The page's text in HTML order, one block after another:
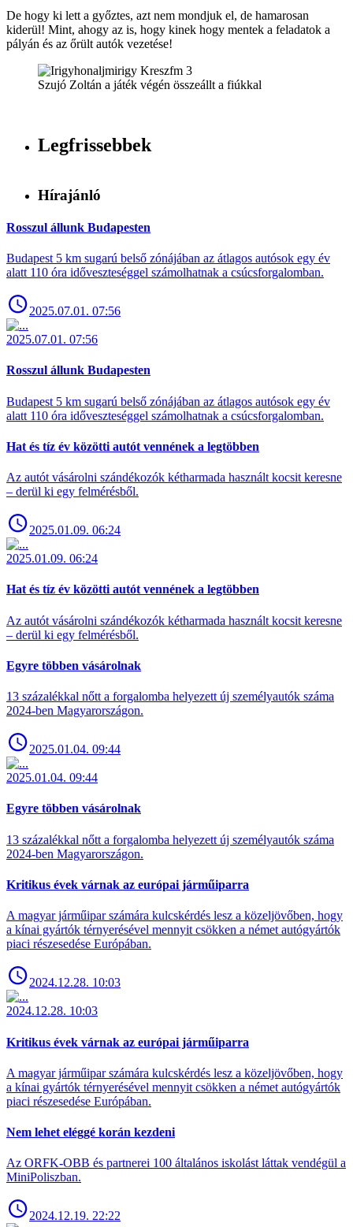
De hogy ki lett a győztes, azt nem mondjuk el, de hamarosan
kiderül! Mint, ahogy az is, hogy kinek hogy mentek a feladatok a
pályán és az őrült autók vezetése!
Szujó Zoltán a játék végén összeállt a fiúkkal
Legfrissebbek
Hírajánló
Rosszul állunk Budapesten
Budapest 5 km sugarú belső zónájában az átlagos autósok egy év
alatt 110 óra időveszteséggel számolhatnak a csúcsforgalomban.
2025.07.01. 07:56
2025.07.01. 07:56
Rosszul állunk Budapesten
Budapest 5 km sugarú belső zónájában az átlagos autósok egy év
alatt 110 óra időveszteséggel számolhatnak a csúcsforgalomban.
Hat és tíz év közötti autót vennének a legtöbben
Az autót vásárolni szándékozók kétharmada használt kocsit keresne
– derül ki egy felmérésből.
2025.01.09. 06:24
2025.01.09. 06:24
Hat és tíz év közötti autót vennének a legtöbben
Az autót vásárolni szándékozók kétharmada használt kocsit keresne
– derül ki egy felmérésből.
Egyre többen vásárolnak
13 százalékkal nőtt a forgalomba helyezett új személyautók száma
2024-ben Magyarországon.
2025.01.04. 09:44
2025.01.04. 09:44
Egyre többen vásárolnak
13 százalékkal nőtt a forgalomba helyezett új személyautók száma
2024-ben Magyarországon.
Kritikus évek várnak az európai járműiparra
A magyar járműipar számára kulcskérdés lesz a közeljövőben, hogy
a kínai gyártók térnyerésével mennyit csökken a német autógyártók
piaci részesedése Európában.
2024.12.28. 10:03
2024.12.28. 10:03
Kritikus évek várnak az európai járműiparra
A magyar járműipar számára kulcskérdés lesz a közeljövőben, hogy
a kínai gyártók térnyerésével mennyit csökken a német autógyártók
piaci részesedése Európában.
Nem lehet eléggé korán kezdeni
Az ORFK-OBB és partnerei 100 általános iskolást láttak vendégül a
MiniPoliszban.
2024.12.19. 22:22